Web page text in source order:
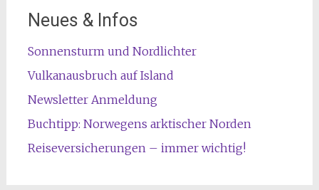
Neues & Infos
Sonnensturm und Nordlichter
Vulkanausbruch auf Island
Newsletter Anmeldung
Buchtipp: Norwegens arktischer Norden
Reiseversicherungen – immer wichtig!